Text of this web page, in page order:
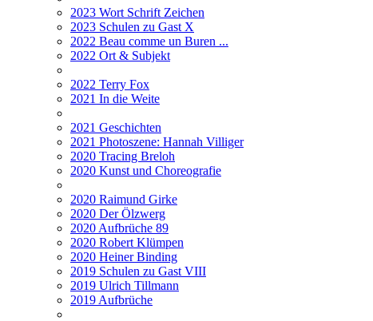
2023 Wort Schrift Zeichen
2023 Schulen zu Gast X
2022 Beau comme un Buren ...
2022 Ort & Subjekt
2022 Terry Fox
2021 In die Weite
2021 Geschichten
2021 Photoszene: Hannah Villiger
2020 Tracing Breloh
2020 Kunst und Choreografie
2020 Raimund Girke
2020 Der Ölzwerg
2020 Aufbrüche 89
2020 Robert Klümpen
2020 Heiner Binding
2019 Schulen zu Gast VIII
2019 Ulrich Tillmann
2019 Aufbrüche